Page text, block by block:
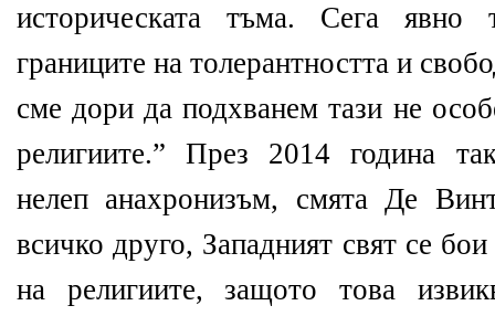
историческата тъма. Сега
границите на толерантността и
сме дори да подхванем тази не
религиите.” През 2014 година
нелеп анахронизъм, смята Де
всичко друго, Западният свят се
на религиите, защото това